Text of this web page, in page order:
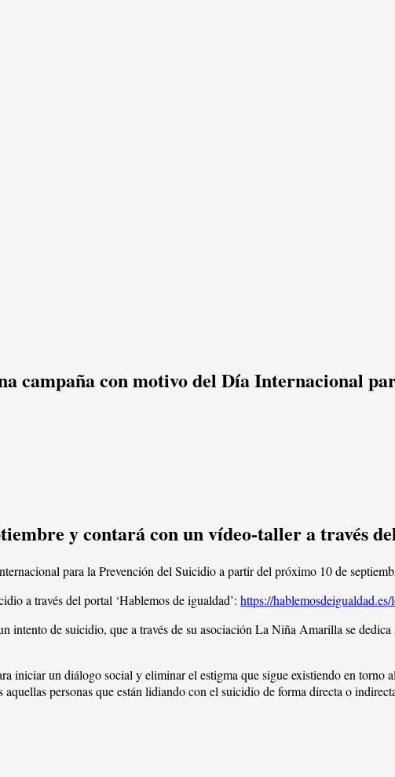
campaña con motivo del Día Internacional
y contará con un vídeo-taller a través
para la Prevención del Suicidio a partir del próximo 10 de
a través del portal ‘Hablemos de igualdad’: https://
de suicidio, que a través de su asociación La Niña Amarilla se
iniciar un diálogo social y eliminar el estigma que sigue existiendo en torno
personas que están lidiando con el suicidio de forma directa o